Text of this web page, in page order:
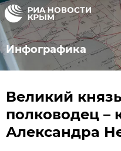
Инфографика
Великий
полководец –
Александра